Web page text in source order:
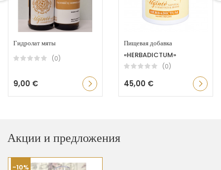
Гидролат мяты
(0)
9,00 €
Пищевая добавка
«HERBADICTUM»
(0)
45,00 €
Акции и предложения
-10%